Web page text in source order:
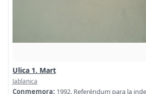
Ulica 1. Mart
Jablanica
Conmemora: 1992. Referéndum para la